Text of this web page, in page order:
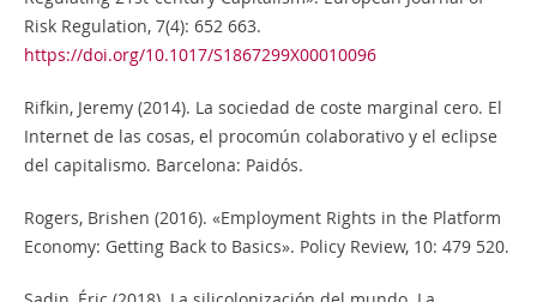
Risk Regulation, 7(4): 652 663.
https://doi.org/10.1017/S1867299X00010096
Rifkin, Jeremy (2014). La sociedad de coste marginal cero. El
Internet de las cosas, el procomún colaborativo y el eclipse
del capitalismo. Barcelona: Paidós.
Rogers, Brishen (2016). «Employment Rights in the Platform
Economy: Getting Back to Basics». Policy Review, 10: 479 520.